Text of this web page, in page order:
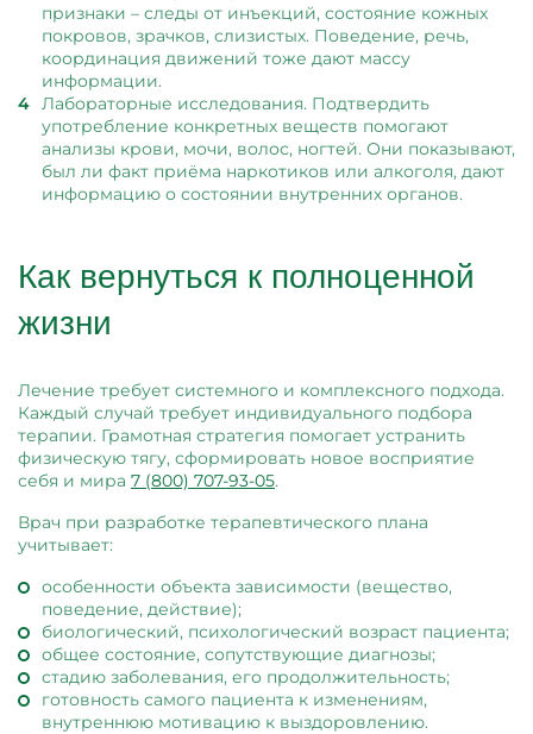
признаки – следы от инъекций, состояние кожных
покровов, зрачков, слизистых. Поведение, речь,
координация движений тоже дают массу
информации.
Лабораторные исследования. Подтвердить
употребление конкретных веществ помогают
анализы крови, мочи, волос, ногтей. Они показывают,
был ли факт приёма наркотиков или алкоголя, дают
информацию о состоянии внутренних органов.
Как вернуться к полноценной
жизни
Лечение требует системного и комплексного подхода.
Каждый случай требует индивидуального подбора
терапии. Грамотная стратегия помогает устранить
физическую тягу, сформировать новое восприятие
себя и мира 7 (800) 707-93-05.
Врач при разработке терапевтического плана
учитывает:
особенности объекта зависимости (вещество,
поведение, действие);
биологический, психологический возраст пациента;
общее состояние, сопутствующие диагнозы;
стадию заболевания, его продолжительность;
готовность самого пациента к изменениям,
внутреннюю мотивацию к выздоровлению.